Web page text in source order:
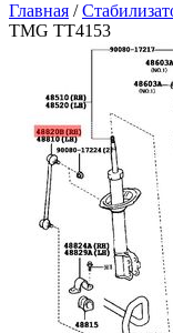
Главная /
TMG TT4153